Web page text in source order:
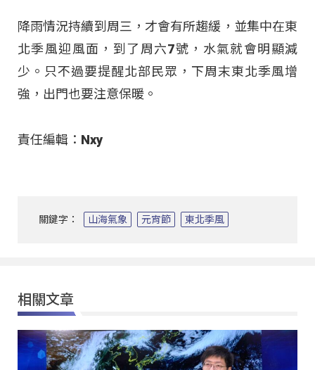
降雨情況持續到周三，才會有所趨緩，並集中在東
北季風迎風面，到了周六7號，水氣就會明顯減
少。只不過要提醒北部民眾，下周末東北季風增
強，出門也要注意保暖。
責任編輯：Nxy
關鍵字： 山海氣象 元宵節 東北季風
相關文章